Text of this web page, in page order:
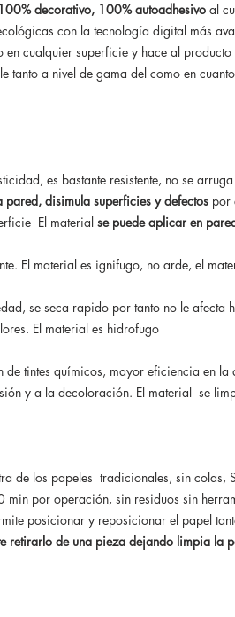
decorativo, 100% autoadhesivo al
con la tecnología digital más
cualquier superficie y hace al producto
tanto a nivel de gama del como en
es bastante resistente, no se
pared, disimula superficies y defectos por
El material se puede aplicar en
El material es ignifugo, no arde, el
se seca rapido por tanto no le afecta
El material es hidrofugo
tintes químicos, mayor eficiencia en la
y a la decoloración. El material se
de los papeles tradicionales, sin colas,
por operación, sin residuos sin
posicionar y reposicionar el papel
retirarlo de una pieza dejando limpia la